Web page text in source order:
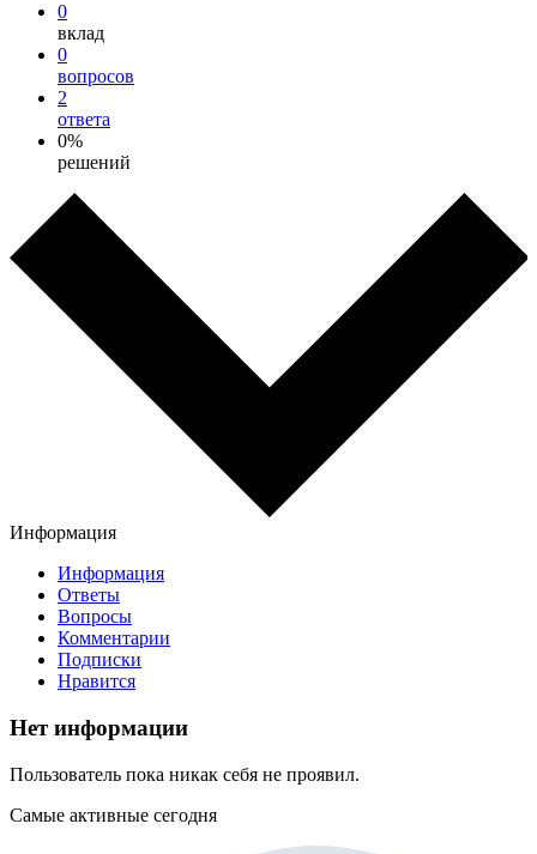
0
вклад
0
вопросов
2
ответа
0%
решений
Информация
Информация
Ответы
Вопросы
Комментарии
Подписки
Нравится
Нет информации
Пользователь пока никак себя не проявил.
Самые активные сегодня